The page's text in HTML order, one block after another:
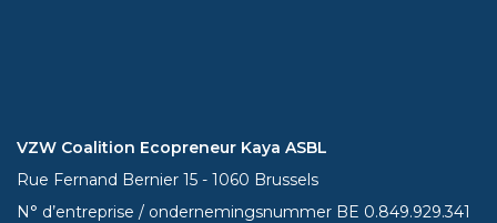
VZW Coalition Ecopreneur Kaya ASBL
Rue Fernand Bernier 15 - 1060 Brussels
N° d’entreprise / ondernemingsnummer BE 0.849.929.341